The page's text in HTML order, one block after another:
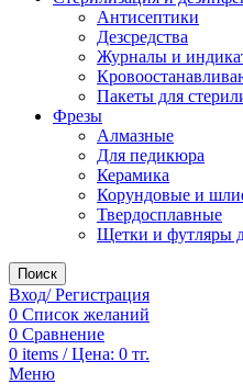
Антисептики
Дезсредства
Журналы и
Пакеты для
Фрезы
Алмазные
Для педикюра
Керамика
Корундовые и
Твердосплавные
Щетки и футляры
Поиск
Вход/ Регистрация
0 Список желаний
0 Сравнение
0 items / Цена: 0 тг.
Меню